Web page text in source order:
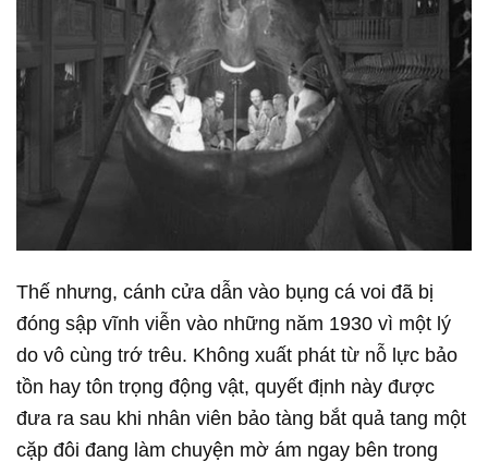
Thế nhưng, cánh cửa dẫn vào bụng cá voi đã bị
đóng sập vĩnh viễn vào những năm 1930 vì một lý
do vô cùng trớ trêu. Không xuất phát từ nỗ lực bảo
tồn hay tôn trọng động vật, quyết định này được
đưa ra sau khi nhân viên bảo tàng bắt quả tang một
cặp đôi đang làm chuyện mờ ám ngay bên trong